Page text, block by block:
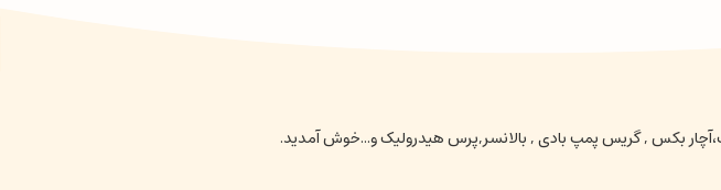
بکس , گریس پمپ بادی , بالانسر,پرس هیدرولیک و...خوش آمدید.